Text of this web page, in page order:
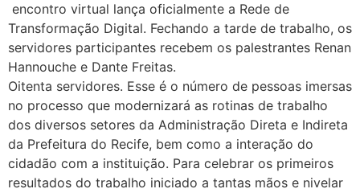
encontro virtual lança oficialmente a Rede de
Transformação Digital. Fechando a tarde de trabalho, os
servidores participantes recebem os palestrantes Renan
Hannouche e Dante Freitas.
Oitenta servidores. Esse é o número de pessoas imersas
no processo que modernizará as rotinas de trabalho
dos diversos setores da Administração Direta e Indireta
da Prefeitura do Recife, bem como a interação do
cidadão com a instituição. Para celebrar os primeiros
resultados do trabalho iniciado a tantas mãos e nivelar